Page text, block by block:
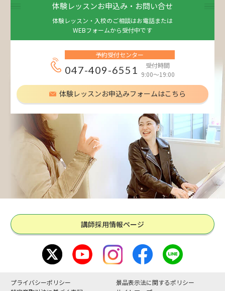
体験レッスンお申込み・お問い合せ
体験レッスン・入校のご相談はお電話または
WEBフォームから受付中です
予約受付センター
047-409-6551
受付時間
9:00～19:00
体験レッスンお申込みフォームはこちら
講師採用情報ページ
プライバシーポリシー
景品表示法に関するポリシー